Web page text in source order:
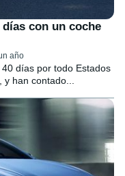
días con un coche
año
días por todo Estados
han contado...